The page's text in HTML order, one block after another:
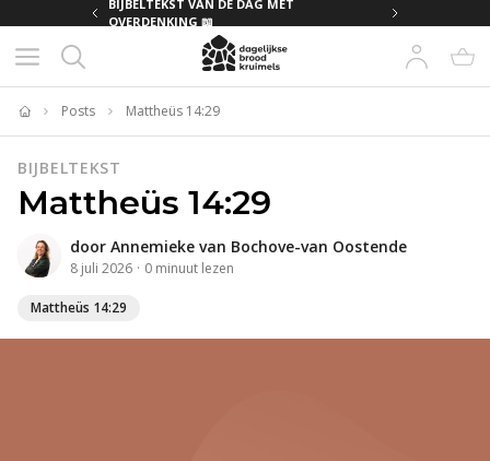
BIJBELTEKST VAN DE DAG MET
OVERDENKING 📖
Home
Posts Mattheüs 14:29
BIJBELTEKST
Mattheüs 14:29
door Annemieke van Bochove-van Oostende
8 juli 2026 · 0 minuut lezen
Mattheüs 14:29